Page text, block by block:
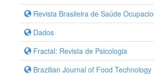
Revista Brasileira de Saúde
Dados
Fractal: Revista de Psicologia
Brazilian Journal of Food Technology